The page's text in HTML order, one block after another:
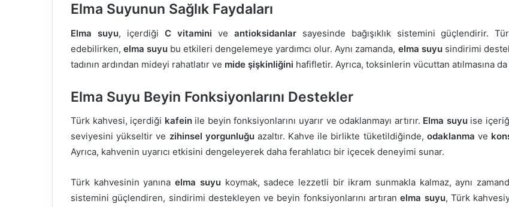
Elma Suyunun Sağlık Faydaları
Elma suyu, içerdiği C vitamini ve antioksidanlarsayesinde bağışıklık sistemini güçlendirir.
edebilirken,elma suyu bu etkileri dengelemeye yardımcı olur. Aynı zamanda, elma suyusindirimi
tadının ardından mideyi rahatlatır ve mide şişkinliğini hafifletir. Ayrıca, toksinlerin vücuttan atılmasına da
Elma Suyu Beyin Fonksiyonlarını Destekler
Türk kahvesi, içerdiği kafeinile beyin fonksiyonlarını uyarır ve odaklanmayı artırır. Elma suyuise
seviyesini yükseltir ve zihinsel yorgunluğuazaltır. Kahve ile birlikte tüketildiğinde, odaklanma ve
Ayrıca, kahvenin uyarıcı etkisini dengeleyerek daha ferahlatıcı bir içecek deneyimi sunar.
Türk kahvesinin yanınaelma suyukoymak, sadece lezzetli bir ikram sunmakla kalmaz, aynı
sistemini güçlendiren, sindirimi destekleyen ve beyin fonksiyonlarını artıranelma suyu, Türk